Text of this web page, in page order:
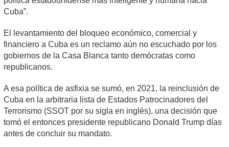
Cuba”.
El levantamiento del bloqueo económico, comercial y
financiero a Cuba es un reclamo aún no escuchado por los
gobiernos de la Casa Blanca tanto demócratas como
republicanos.
A esa política de asfixia se sumó, en 2021, la reinclusión de
Cuba en la arbitraria lista de Estados Patrocinadores del
Terrorismo (SSOT por su sigla en inglés), una decisión que
tomó el entonces presidente republicano Donald Trump días
antes de concluir su mandato.